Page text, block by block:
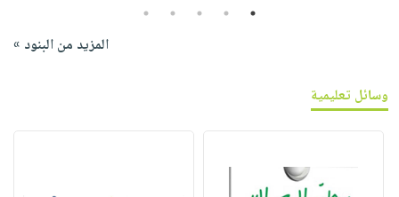
1
2
3
4
5
المزيد من البنود »
وسائل تعليمية